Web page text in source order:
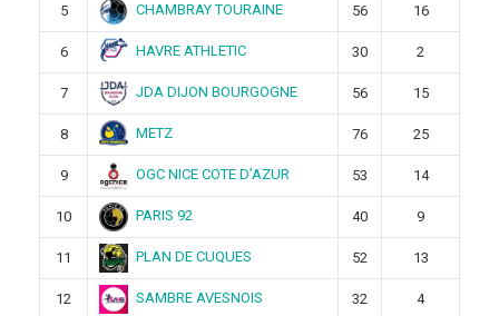
5 CHAMBRAY TOURAINE 56 16
6 HAVRE ATHLETIC 30 2
7 JDA DIJON BOURGOGNE 56 15
8 METZ 76 25
9 OGC NICE COTE D’AZUR 53 14
10 PARIS 92 40 9
11 PLAN DE CUQUES 52 13
12 SAMBRE AVESNOIS 32 4